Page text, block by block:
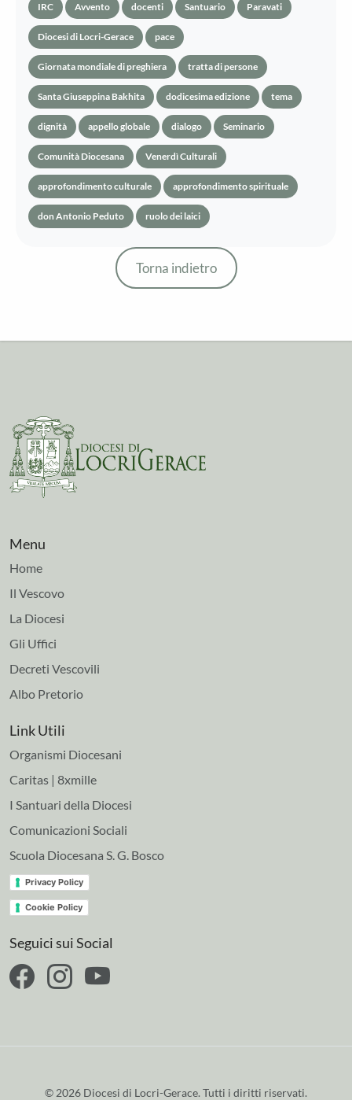
IRC Avvento docenti Santuario Paravati
Diocesi di Locri-Gerace pace
Giornata mondiale di preghiera tratta di persone
Santa Giuseppina Bakhita dodicesima edizione tema
dignità appello globale dialogo Seminario
Comunità Diocesana Venerdì Culturali
approfondimento culturale approfondimento spirituale
don Antonio Peduto ruolo dei laici
Torna indietro
Menu
Home
Il Vescovo
La Diocesi
Gli Uffici
Decreti Vescovili
Albo Pretorio
Link Utili
Organismi Diocesani
Caritas | 8xmille
I Santuari della Diocesi
Comunicazioni Sociali
Scuola Diocesana S. G. Bosco
Privacy Policy
Cookie Policy
Seguici sui Social
© 2026 Diocesi di Locri-Gerace. Tutti i diritti riservati.